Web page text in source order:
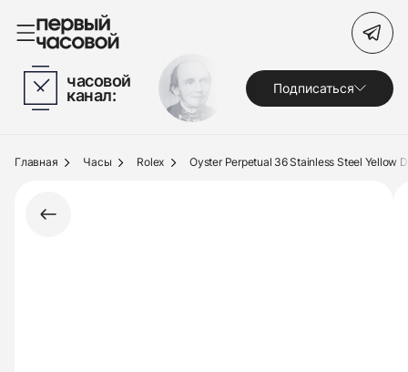
Часы
Украшения
Под заказ
Поиск по сайту
часовой
канал: Подписаться
Главная Часы Rolex Oyster Perpetual 36 Stainless Steel Yellow